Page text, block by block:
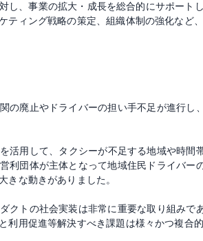
し、事業の拡大・成長を総合的にサポート
ィング戦略の策定、組織体制の強化など
の廃止やドライバーの担い手不足が進行し
活用して、タクシーが不足する地域や時間
利団体が主体となって地域住民ドライバー
きな動きがありました。
クトの社会実装は非常に重要な取り組みで
利用促進等解決すべき課題は様々かつ複合